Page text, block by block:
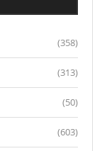
(358)
(313)
(50)
(603)